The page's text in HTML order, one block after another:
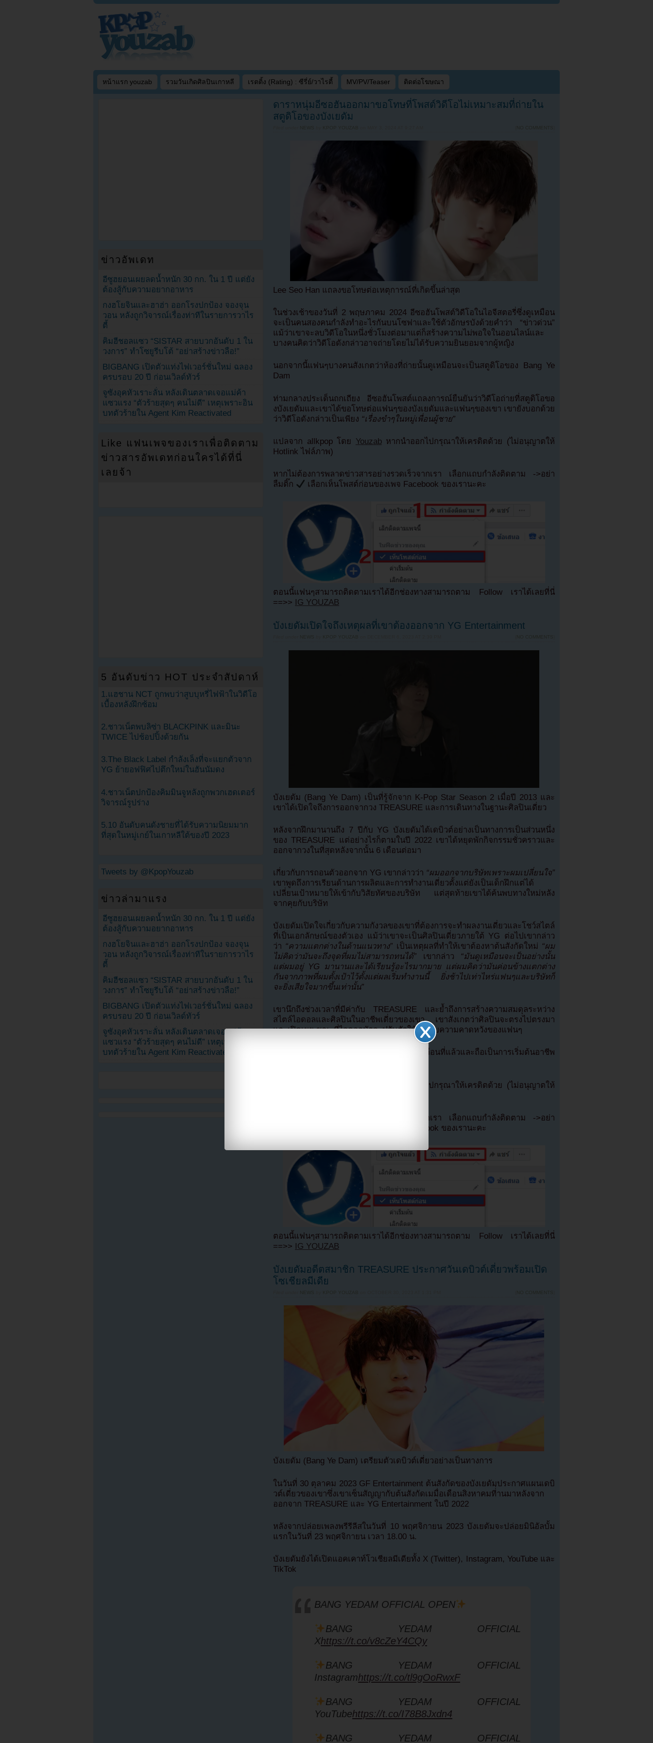
หน้าแรก youzab รวมวันเกิดศิลปินเกาหลี เรตติ้ง (Rating) : ซีรี่ย์/วาไรตี้ MV/PV/Teaser ติดต่อโฆษณา
ดาราหนุ่มอีซอฮันออกมาขอโทษที่โพสต์วิดีโอไม่เหมาะสมที่ถ่ายใน
สตูดิโอของบังเยดัม
NEWS KPOP YOUZAB NO COMMENTS
Lee Seo Han แถลงขอโทษต่อเหตุการณ์ที่เกิดขึ้นล่าสุด
ในช่วงเช้าของวันที่ 2 พฤษภาคม 2024 อีซอฮันโพสต์วิดีโอในไอจีสตอรี่ซึ่งดูเหมือน
จะเป็นคนสองคนกำลังทำอะไรกันบนโซฟาและใช้ตัวอักษรบังด้วยคำว่า “ข่าวด่วน”
แม้ว่าเขาจะลบวิดีโอในหนึ่งชั่วโมงต่อมาแต่ก็สร้างความไม่พอใจในออนไลน์และ
บางคนคิดว่าวิดีโอดังกล่าวอาจถ่ายโดยไม่ได้รับความยินยอมจากผู้หญิง
นอกจากนี้แฟนๆบางคนสังเกตว่าห้องที่ถ่ายนั้นดูเหมือนจะเป็นสตูดิโอของ Bang Ye
Dam
ท่ามกลางประเด็นถกเถียง อีซอฮันโพสต์แถลงการณ์ยืนยันว่าวิดีโอถ่ายที่สตูดิโอขอ
งบังเยดัมและเขาได้ขอโทษต่อแฟนๆของบังเยดัมและแฟนๆของเขา เขายังบอกด้วย
ว่าวิดีโอดังกล่าวเป็นเพียง “เรื่องขำๆในหมู่เพื่อนผู้ชาย”
แปลจาก allkpop โดย Youzabหากนำออกไปกรุณาให้เครดิตด้วย (ไม่อนุญาตให้
Hotlink ไฟล์ภาพ)
หากไม่ต้องการพลาดข่าวสารอย่างรวดเร็วจากเรา เลือกแถบกำลังติดตาม ->อย่า
ลืมติ๊ก
เลือกเห็นโพสต์ก่อนของเพจ Facebook ของเรานะคะ
ตอนนี้แฟนๆสามารถติดตามเราได้อีกช่องทางสามารถตาม Follow เราได้เลยที่นี่
==>>
IG YOUZAB
บังเยดัมเปิดใจถึงเหตุผลที่เขาต้องออกจาก YG Entertainment
NEWS KPOP YOUZAB
บังเยดัม (Bang Ye Dam) เป็นที่รู้จักจาก K-Pop Star Season 2 เมื่อปี 2013 และ
เขาได้เปิดใจถึงการออกจากวง TREASURE และการเดินทางในฐานะศิลปินเดี่ยว
หลังจากฝึกมานานถึง 7 ปีกับ YG บังเยดัมได้เดบิวต์อย่างเป็นทางการเป็นส่วนหนึ่ง
ของ TREASURE แต่อย่างไรก็ตามในปี 2022 เขาได้หยุดพักกิจกรรมชั่วคราวและ
ออกจากวงในที่สุดหลังจากนั้น 6 เดือนต่อมา
เกี่ยวกับการถอนตัวออกจาก YG เขากล่าวว่า “ผมออกจากบริษัทเพราะผมเปลี่ยนใจ”
เขาพูดถึงการเรียนด้านการผลิตและการทำงานเดี่ยวตั้งแต่ยังเป็นเด็กฝึกแต่ได้
เปลี่ยนเป้าหมายให้เข้ากับวิสัยทัศของบริษัท แต่สุดท้ายเขาได้ค้นพบทางใหม่หลัง
จากคุยกับบริษัท
บังเยดัมเปิดใจเกี่ยวกับความกังวลของเขาที่ต้องการจะทำผลงานเดี่ยวและโชว์สไตล์
ที่เป็นเอกลักษณ์ของตัวเอง แม้ว่าเขาจะเป็นศิลปินเดี่ยวภายใต้ YG ต่อไปเขากล่าว
ว่า “ความแตกต่างในด้านแนวทาง” เป็นเหตุผลที่ทำให้เขาต้องหาต้นสังกัดใหม่ “ผม
ไม่คิดว่ามันจะถึงจุดที่ผมไม่สามารถทนได้” เขากล่าว “มันดูเหมือนจะเป็นอย่างนั้น
แต่ผมอยู่ YG มานานและได้เรียนรู้อะไรมากมาย แต่ผมคิดว่ามันค่อนข้างแตกต่าง
กันจากภาพที่ผมตั้งเป้าไว้ตั้งแต่ผลเริ่มทำงานนี้ ยิ่งช้าไปเท่าไหร่แฟนๆและบริษัทก็
จะยิ่งเสียใจมากขึ้นเท่านั้น”
เขานึกถึงช่วงเวลาที่มีค่ากับ TREASURE และย้ำถึงการสร้างความสมดุลระหว่าง
สไตล์ไอดอลและศิลปินในอาชีพเดี่ยวของเขา เขาสังเกตว่าศิลปินจะตรงไปตรงมา
และเปิดเผย ขณะที่ไอดอลมักจะปรับตัวให้เข้ากับความคาดหวังของแฟนๆ
บังเยดัมปล่อยอัลบั้มเดี่ยว ‘Only One’ เมื่อเดือนที่แล้วและถือเป็นการเริ่มต้นอาชีพ
หากนำออกไปกรุณาให้เครดิตด้วย (ไม่อนุญาตให้
หากไม่ต้องการพลาดข่าวสารอย่างรวดเร็วจากเรา เลือกแถบกำลังติดตาม ->อย่า
เลือกเห็นโพสต์ก่อนของเพจ Facebook ของเรานะคะ
ตอนนี้แฟนๆสามารถติดตามเราได้อีกช่องทางสามารถตาม Follow เราได้เลยที่นี่
==>> IG YOUZAB
บังเยดัมอดีตสมาชิก TREASURE ประกาศวันเดบิวต์เดี่ยวพร้อมเปิด
โซเชียลมีเดีย
NEWS KPOP YOUZAB NO COMMENTS
บังเยดัม (Bang Ye Dam) เตรียมตัวเดบิวต์เดี่ยวอย่างเป็นทางการ
ในวันที่ 30 ตุลาคม 2023 GF Entertainment ต้นสังกัดของบังเยดัมประกาศแผนเดบิ
วต์เดี่ยวของเขาซึ่งเขาเซ็นสัญญากับต้นสังกัดเมมื่อเดือนสิงหาคมที่่านมาหลังจาก
ออกจาก TREASURE และ YG Entertainment ในปี 2022
หลังจากปล่อยเพลงพรีรีลีสในวันที่ 10 พฤศจิกายน 2023 บังเยดัมจะปล่อยมินิอัลบั้ม
แรกในวันที่ 23 พฤศจิกายน เวลา 18.00 น.
บังเยดัมยังได้เปิดแอคเคาท์โวเชียลมีเดียทั้ง X (Twitter), Instagram, YouTube และ
TikTok
BANG YEDAM OFFICIAL OPEN
BANG YEDAM OFFICIAL
Xhttps://t.co/v8cZeY4CQy
BANG YEDAM OFFICIAL
Instagramhttps://t.co/tl9gOoRwxF
BANG YEDAM OFFICIAL
YouTubehttps://t.co/I78B8Jxdn4
BANG YEDAM OFFICIAL
ข่าวอัพเดท
อีซูฮยอนเผยลดน้ำหนัก 30 กก. ใน 1 ปี แต่ยัง
ต้องสู้กับความอยากอาหาร
กงฮโยจินและฮาฮ่า ออกโรงปกป้อง จองจุน
วอน หลังถูกวิจารณ์เรื่องท่าทีในรายการวาไร
ตี้
คิมฮีชอลแซว “SISTAR สายบวกอันดับ 1 ใน
วงการ” ทำโซยูรีบโต้ “อย่าสร้างข่าวลือ!”
BIGBANG เปิดตัวแท่งไฟเวอร์ชั่นใหม่ ฉลอง
ครบรอบ 20 ปี ก่อนเวิลด์ทัวร์
จูซังอุคหัวเราะลั่น หลังเดินตลาดเจอแม่ค้า
แซวแรง “ตัวร้ายสุดๆ คนไม่ดี” เหตุเพราะอิน
บทตัวร้ายใน Agent Kim Reactivated
Like แฟนเพจของเราเพื่อติดตาม
ข่าวสารอัพเดทก่อนใครได้ที่นี่
เลยจ้า
5 อันดับข่าว HOT ประจำสัปดาห์
1.แฮชาน NCT ถูกพบว่าสูบบุหรี่ไฟฟ้าในวิดีโอ
เบื้องหลังฝึกซ้อม
2.ชาวเน็ตพบลิซ่า BLACKPINK และมินะ
TWICE ไปช้อปปิ้งด้วยกัน
3.The Black Label กำลังเล็งที่จะแยกตัวจาก
YG ย้ายอฟฟิศไปตึกใหม่ในฮันนัมดง
4.ชาวเน็ตปกป้องคิมมินจูหลังถูกพวกเฮดเตอร์
วิจารณ์รูปร่าง
5.10 อันดับคนดังชายที่ได้รับความนิยมมาก
ที่สุดในหมู่เกย์ในเกาหลีใต้ของปี 2023
Tweets by @KpopYouzab
ข่าวล่ามาแรง
อีซูฮยอนเผยลดน้ำหนัก 30 กก. ใน 1 ปี แต่ยัง
ต้องสู้กับความอยากอาหาร
กงฮโยจินและฮาฮ่า ออกโรงปกป้อง จองจุน
วอน หลังถูกวิจารณ์เรื่องท่าทีในรายการวาไร
ตี้
คิมฮีชอลแซว “SISTAR สายบวกอันดับ 1 ใน
วงการ” ทำโซยูรีบโต้ “อย่าสร้างข่าวลือ!”
BIGBANG เปิดตัวแท่งไฟเวอร์ชั่นใหม่ ฉลอง
ครบรอบ 20 ปี ก่อนเวิลด์ทัวร์
จูซังอุคหัวเราะลั่น หลังเดินตลาดเจอแม่ค้า
แซวแรง “ตัวร้ายสุดๆ คนไม่ดี” เหตุเพราะอิน
บทตัวร้ายใน Agent Kim Reactivated